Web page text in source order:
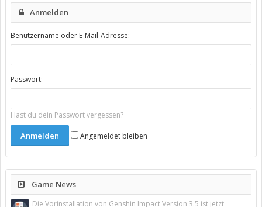
Anmelden
Benutzername oder E-Mail-Adresse:
Passwort:
Hast du dein Passwort vergessen?
Angemeldet bleiben
Game News
Die Vorinstallation von Genshin Impact Version 3.5 ist jetzt